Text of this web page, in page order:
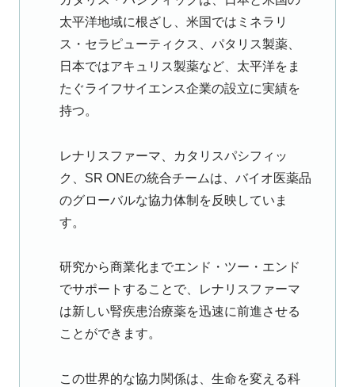
太平洋地域に根ざし、米国ではミネラリ
ス・セラピューティクス、パタリス製薬、
日本ではアキュリス製薬など、太平洋をま
たぐライフサイエンス企業の設立に実績を
持つ。
レナリスファーマ、カタリスパシフィッ
ク、SR ONEの統合チームは、バイオ医薬品
のグローバルな協力体制を反映していま
す。
研究から商業化までエンド・ツー・エンド
でサポートすることで、レナリスファーマ
は新しい腎疾患治療薬を迅速に前進させる
ことができます。
この世界的な協力関係は、生命を変える科